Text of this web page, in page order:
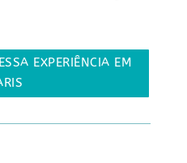
EXPERIÊNCIA EM